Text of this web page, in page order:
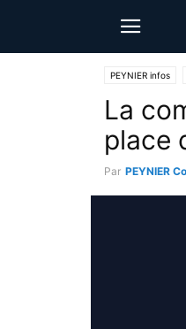
PEYNIER infos
La
place
Par PEYNIER